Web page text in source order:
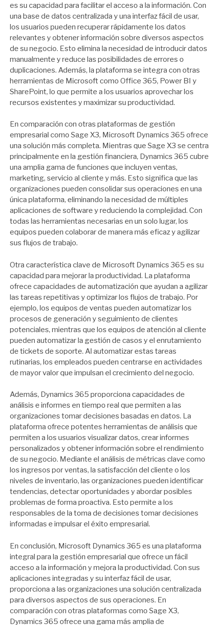
es su capacidad para facilitar el acceso a la información. Con
una base de datos centralizada y una interfaz fácil de usar,
los usuarios pueden recuperar rápidamente los datos
relevantes y obtener información sobre diversos aspectos
de su negocio. Esto elimina la necesidad de introducir datos
manualmente y reduce las posibilidades de errores o
duplicaciones. Además, la plataforma se integra con otras
herramientas de Microsoft como Office 365, Power BI y
SharePoint, lo que permite a los usuarios aprovechar los
recursos existentes y maximizar su productividad.
En comparación con otras plataformas de gestión
empresarial como Sage X3, Microsoft Dynamics 365 ofrece
una solución más completa. Mientras que Sage X3 se centra
principalmente en la gestión financiera, Dynamics 365 cubre
una amplia gama de funciones que incluyen ventas,
marketing, servicio al cliente y más. Esto significa que las
organizaciones pueden consolidar sus operaciones en una
única plataforma, eliminando la necesidad de múltiples
aplicaciones de software y reduciendo la complejidad. Con
todas las herramientas necesarias en un solo lugar, los
equipos pueden colaborar de manera más eficaz y agilizar
sus flujos de trabajo.
Otra característica clave de Microsoft Dynamics 365 es su
capacidad para mejorar la productividad. La plataforma
ofrece capacidades de automatización que ayudan a agilizar
las tareas repetitivas y optimizar los flujos de trabajo. Por
ejemplo, los equipos de ventas pueden automatizar los
procesos de generación y seguimiento de clientes
potenciales, mientras que los equipos de atención al cliente
pueden automatizar la gestión de casos y el enrutamiento
de tickets de soporte. Al automatizar estas tareas
rutinarias, los empleados pueden centrarse en actividades
de mayor valor que impulsan el crecimiento del negocio.
Además, Dynamics 365 proporciona capacidades de
análisis e informes en tiempo real que permiten a las
organizaciones tomar decisiones basadas en datos. La
plataforma ofrece potentes herramientas de análisis que
permiten a los usuarios visualizar datos, crear informes
personalizados y obtener información sobre el rendimiento
de su negocio. Mediante el análisis de métricas clave como
los ingresos por ventas, la satisfacción del cliente o los
niveles de inventario, las organizaciones pueden identificar
tendencias, detectar oportunidades y abordar posibles
problemas de forma proactiva. Esto permite a los
responsables de la toma de decisiones tomar decisiones
informadas e impulsar el éxito empresarial.
En conclusión, Microsoft Dynamics 365 es una plataforma
integral para la gestión empresarial que ofrece un fácil
acceso a la información y mejora la productividad. Con sus
aplicaciones integradas y su interfaz fácil de usar,
proporciona a las organizaciones una solución centralizada
para diversos aspectos de sus operaciones. En
comparación con otras plataformas como Sage X3,
Dynamics 365 ofrece una gama más amplia de